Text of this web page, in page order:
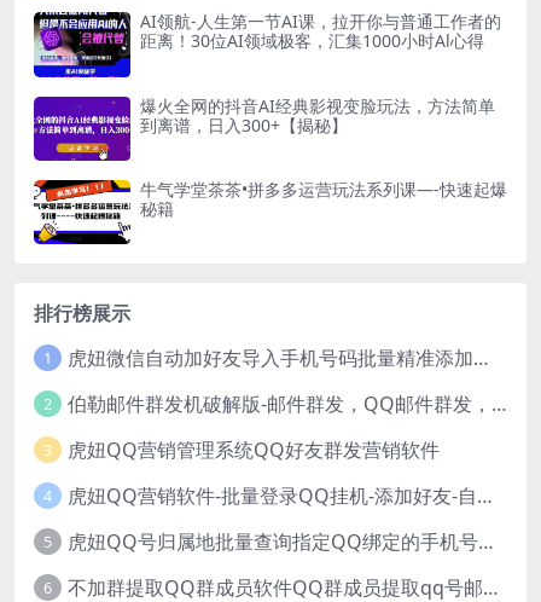
AI领航-人生第一节AI课，拉开你与普通工作者的
距离！30位AI领域极客，汇集1000小时Al心得
爆火全网的抖音AI经典影视变脸玩法，方法简单
到离谱，日入300+【揭秘】
牛气学堂茶茶•拼多多运营玩法系列课—-快速起爆
秘籍
排行榜展示
1 虎妞微信自动加好友导入手机号码批量精准添加客户售营销软件微商工具
2 伯勒邮件群发机破解版-邮件群发，QQ邮件群发，邮件群发软件，伯乐邮件群发工具，邮件群发器
3 虎妞QQ营销管理系统QQ好友群发营销软件
4 虎妞QQ营销软件-批量登录QQ挂机-添加好友-自动加群-群发消息-临时会话
5 虎妞QQ号归属地批量查询指定QQ绑定的手机号软件
6 不加群提取QQ群成员软件QQ群成员提取qq号邮箱软件